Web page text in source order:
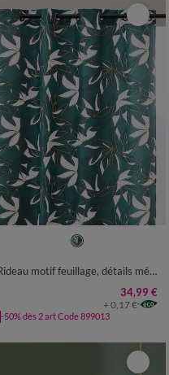
Rideau motif feuillage, détails métallisés
34,99 €
+ 0,17 €
-50% dès 2 art Code 899013